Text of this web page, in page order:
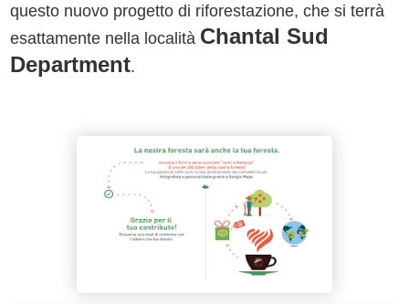
questo nuovo progetto di riforestazione, che si terrà
esattamente nella località Chantal Sud
Department.